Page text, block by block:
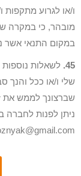
ו/או לגרוע מתקפות
מובהר, כי במקרה
במקום התנאי אשר
45. לשאלות נוספות
שלי ו/או ככל והנך
ניתן לפנות לחברה